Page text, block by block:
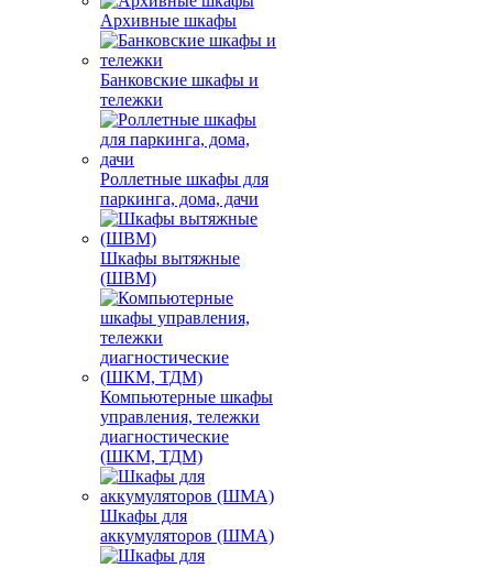
Архивные шкафы
Банковские шкафы и
тележки
Роллетные шкафы для
паркинга, дома, дачи
Шкафы вытяжные
(ШВМ)
Компьютерные шкафы
управления, тележки
диагностические
(ШКМ, ТДМ)
Шкафы для
аккумуляторов (ШМА)